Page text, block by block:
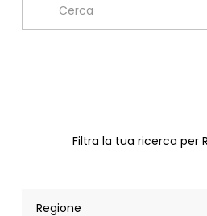
Filtra la tua ricerca per
Regione